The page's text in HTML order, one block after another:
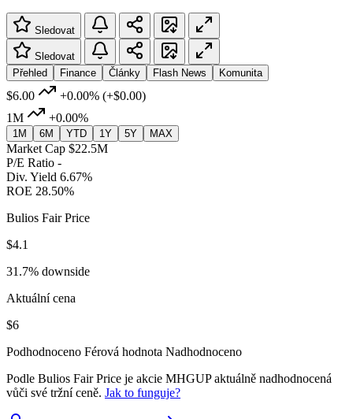
Sledovat
Sledovat
Přehled
Finance Články Flash News Komunita
$6.00 +0.00% (+$0.00)
1M
+0.00%
1M 6M YTD 1Y 5Y MAX
Market Cap $22.5M
P/E Ratio -
Div. Yield 6.67%
ROE 28.50%
Bulios Fair Price
$4.1
31.7% downside
Aktuální cena
$6
Podhodnoceno Férová hodnota Nadhodnoceno
Podle Bulios Fair Price je akcie MHGUP aktuálně nadhodnocená
vůči své tržní ceně. Jak to funguje?